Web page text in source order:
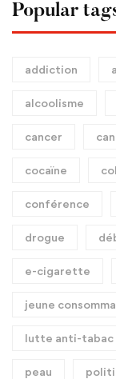
Popular
addiction
alcoolisme
cancer
cocaïne
conférence
drogue
e-cigarette
jeune
lutte anti-tabac
peau